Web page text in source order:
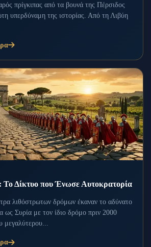
πρίγκιπας από τα βουνά της Πέρσιδος
υπερδύναμη της ιστορίας. Από τη Λιβύη
Το Δίκτυο που Ένωσε Αυτοκρατορία
λιθόστρωτων δρόμων έκαναν το αδύνατο
ως Συρία με τον ίδιο δρόμο πριν 2000
μεγαλύτερου...